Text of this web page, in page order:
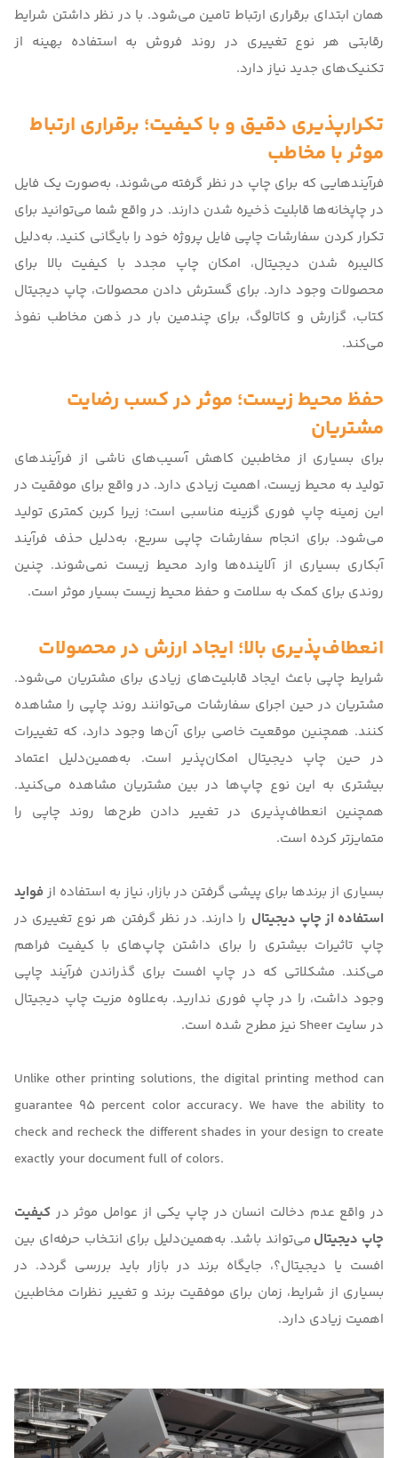
همان ابتدای برقراری ارتباط تامین می‌شود. با در نظر داشتن شرایط
رقابتی هر نوع تغییری در روند فروش به استفاده بهینه از
تکنیک‌های جدید نیاز دارد.
تکرارپذیری دقیق و با کیفیت؛ برقراری ارتباط
موثر با مخاطب
فرآیندهایی که برای چاپ در نظر گرفته می‌شوند، به‌صورت یک فایل
در چاپخانه‌ها قابلیت ذخیره شدن دارند. در واقع شما می‌توانید برای
تکرار کردن سفارشات چاپی فایل پروژه خود را بایگانی کنید. به‌دلیل
کالیبره شدن دیجیتال، امکان چاپ مجدد با کیفیت بالا برای
محصولات وجود دارد. برای گسترش دادن محصولات، چاپ دیجیتال
کتاب، گزارش و کاتالوگ، برای چندمین بار در ذهن مخاطب نفوذ
می‌کند.
حفظ محیط زیست؛ موثر در کسب رضایت
مشتریان
برای بسیاری از مخاطبین کاهش آسیب‌های ناشی از فرآیندهای
تولید به محیط زیست، اهمیت زیادی دارد. در واقع برای موفقیت در
این زمینه چاپ فوری گزینه مناسبی است؛ زیرا کربن کمتری تولید
می‌شود. برای انجام سفارشات چاپی سریع، به‌دلیل حذف فرآیند
آبکاری بسیاری از آلاینده‌ها وارد محیط زیست نمی‌شوند. چنین
روندی برای کمک به سلامت و حفظ محیط زیست بسیار موثر است.
انعطاف‌پذیری بالا؛ ایجاد ارزش در محصولات
شرایط چاپی باعث ایجاد قابلیت‌های زیادی برای مشتریان می‌شود.
مشتریان در حین اجرای سفارشات می‌توانند روند چاپی را مشاهده
کنند. همچنین موقعیت خاصی برای آن‌ها وجود دارد، که تغییرات
در حین چاپ دیجیتال امکان‌پذیر است. به‌همین‌دلیل اعتماد
بیشتری به این نوع چاپ‌ها در بین مشتریان مشاهده می‌کنید.
همچنین انعطاف‌پذیری در تغییر دادن طرح‌ها روند چاپی را
متمایز‌تر کرده است.
بسیاری از برندها برای پیشی گرفتن در بازار، نیاز به استفاده ازفواید
استفاده از چاپ دیجیتال را دارند. در نظر گرفتن هر نوع تغییری در
چاپ تاثیرات بیشتری را برای داشتن چاپ‌های با کیفیت فراهم
می‌کند. مشکلاتی که در چاپ افست برای گذراندن فرآیند چاپی
وجود داشت، را در چاپ فوری ندارید. به‌علاوه مزیت چاپ دیجیتال
در سایت Sheer نیز مطرح شده است.
Unlike other printing solutions, the digital printing method can
guarantee 95 percent color accuracy. We have the ability to
check and recheck the different shades in your design to create
exactly your document full of colors.
در واقع عدم دخالت انسان در چاپ یکی از عوامل موثر در کیفیت
چاپ دیجیتال می‌تواند باشد. به‌همین‌دلیل برای انتخاب حرفه‌ای بین
افست یا دیجیتال؟، جایگاه برند در بازار باید بررسی گردد. در
بسیاری از شرایط، زمان برای موفقیت برند و تغییر نظرات مخاطبین
اهمیت زیادی دارد.